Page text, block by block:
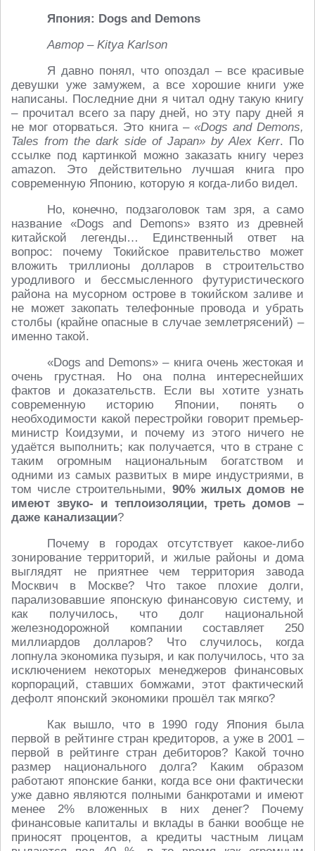
Япония: Dogs and Demons
Автор – Kitya Karlson
Я давно понял, что опоздал – все красивые
девушки уже замужем, а все хорошие книги уже
написаны. Последние дни я читал одну такую книгу
– прочитал всего за пару дней, но эту пару дней я
не мог оторваться. Это книга – «Dogs and Demons,
Tales from the dark side of Japan» by Alex Kerr. По
ссылке под картинкой можно заказать книгу через
amazon. Это действительно лучшая книга про
современную Японию, которую я когда-либо видел.
Но, конечно, подзаголовок там зря, а само
название «Dogs and Demons» взято из древней
китайской легенды… Единственный ответ на
вопрос: почему Токийское правительство может
вложить триллионы долларов в строительство
уродливого и бессмысленного футуристического
района на мусорном острове в токийском заливе и
не может закопать телефонные провода и убрать
столбы (крайне опасные в случае землетрясений) –
именно такой.
«Dogs and Demons» – книга очень жестокая и
очень грустная. Но она полна интереснейших
фактов и доказательств. Если вы хотите узнать
современную историю Японии, понять о
необходимости какой перестройки говорит премьер-
министр Коидзуми, и почему из этого ничего не
удаётся выполнить; как получается, что в стране с
таким огромным национальным богатством и
одними из самых развитых в мире индустриями, в
том числе строительными, 90% жилых домов не
имеют звуко- и теплоизоляции, треть домов –
даже канализации?
Почему в городах отсутствует какое-либо
зонирование территорий, и жилые районы и дома
выглядят не приятнее чем территория завода
Москвич в Москве? Что такое плохие долги,
парализовавшие японскую финансовую систему, и
как получилось, что долг национальной
железнодорожной компании составляет 250
миллиардов долларов? Что случилось, когда
лопнула экономика пузыря, и как получилось, что за
исключением некоторых менеджеров финансовых
корпораций, ставших бомжами, этот фактический
дефолт японский экономики прошёл так мягко?
Как вышло, что в 1990 году Япония была
первой в рейтинге стран кредиторов, а уже в 2001 –
первой в рейтинге стран дебиторов? Какой точно
размер национального долга? Каким образом
работают японские банки, когда все они фактически
уже давно являются полными банкротами и имеют
менее 2% вложенных в них денег? Почему
финансовые капиталы и вклады в банки вообще не
приносят процентов, а кредиты частным лицам